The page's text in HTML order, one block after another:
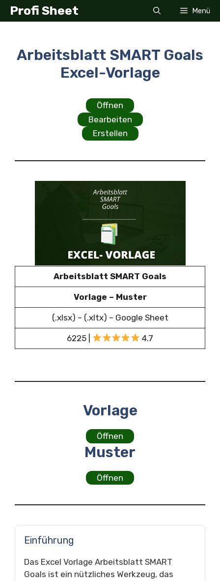
Zum
InhaltProfi Sheet Menü
Arbeitsblatt SMART Goals
Excel-Vorlage
Öffnen
Bearbeiten
Erstellen
Arbeitsblatt SMART Goals
Vorlage – Muster
(.xlsx) – (.xltx) – Google Sheet
6225 | 4.7
Vorlage
Öffnen
Muster
Öffnen
Einführung
Das Excel Vorlage Arbeitsblatt SMART
Goals ist ein nützliches Werkzeug, das